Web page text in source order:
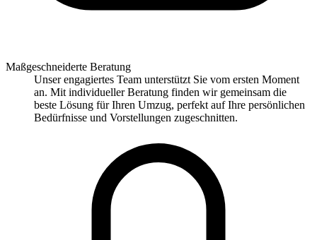
Maßgeschneiderte Beratung
Unser engagiertes Team unterstützt Sie vom ersten Moment
an. Mit individueller Beratung finden wir gemeinsam die
beste Lösung für Ihren Umzug, perfekt auf Ihre persönlichen
Bedürfnisse und Vorstellungen zugeschnitten.